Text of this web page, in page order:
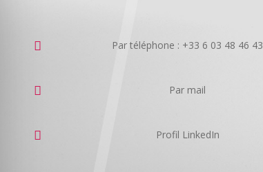
Par téléphone : +33 6 03 48 46 43
Par mail
Profil LinkedIn